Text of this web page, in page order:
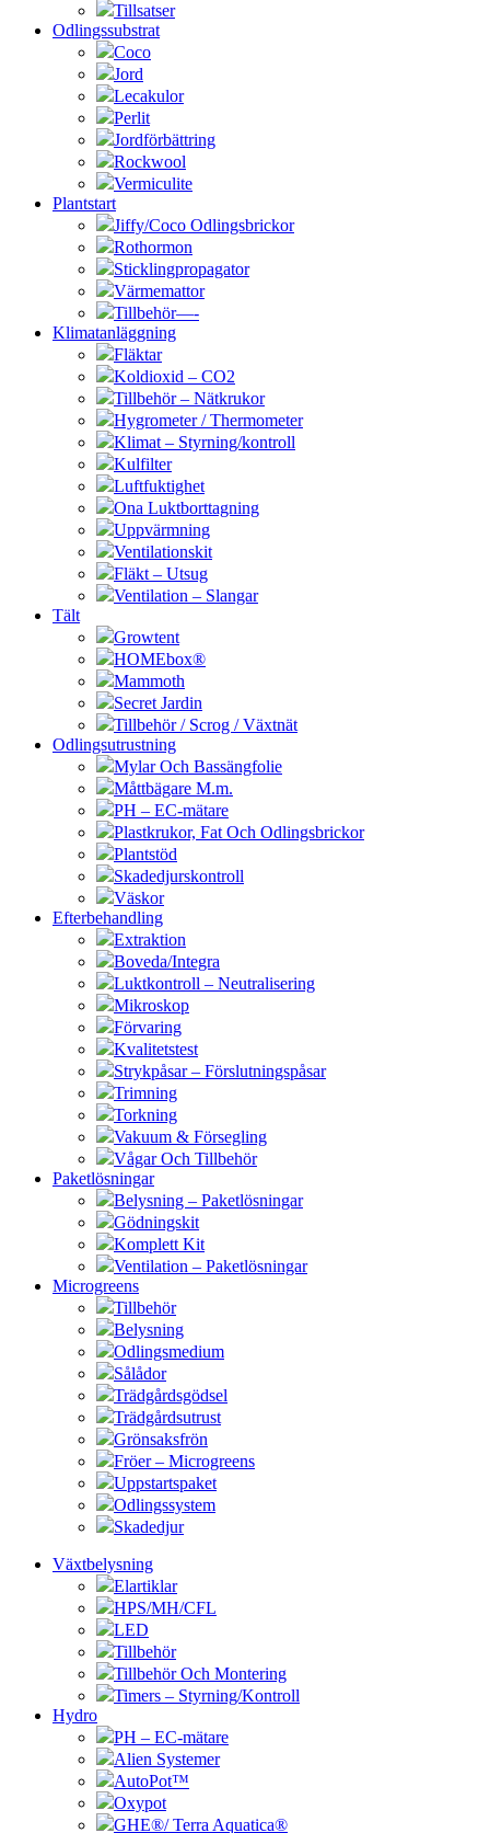
Tillsatser
Odlingssubstrat
Coco
Jord
Lecakulor
Perlit
Jordförbättring
Rockwool
Vermiculite
Plantstart
Jiffy/Coco Odlingsbrickor
Rothormon
Sticklingpropagator
Värmemattor
Tillbehör—-
Klimatanläggning
Fläktar
Koldioxid – CO2
Tillbehör – Nätkrukor
Hygrometer / Thermometer
Klimat – Styrning/kontroll
Kulfilter
Luftfuktighet
Ona Luktborttagning
Uppvärmning
Ventilationskit
Fläkt – Utsug
Ventilation – Slangar
Tält
Growtent
HOMEbox®
Mammoth
Secret Jardin
Tillbehör / Scrog / Växtnät
Odlingsutrustning
Mylar Och Bassängfolie
Måttbägare M.m.
PH – EC-mätare
Plastkrukor, Fat Och Odlingsbrickor
Plantstöd
Skadedjurskontroll
Väskor
Efterbehandling
Extraktion
Boveda/Integra
Luktkontroll – Neutralisering
Mikroskop
Förvaring
Kvalitetstest
Strykpåsar – Förslutningspåsar
Trimning
Torkning
Vakuum & Försegling
Vågar Och Tillbehör
Paketlösningar
Belysning – Paketlösningar
Gödningskit
Komplett Kit
Ventilation – Paketlösningar
Microgreens
Tillbehör
Belysning
Odlingsmedium
Sålådor
Trädgårdsgödsel
Trädgårdsutrust
Grönsaksfrön
Fröer – Microgreens
Uppstartspaket
Odlingssystem
Skadedjur
Växtbelysning
Elartiklar
HPS/MH/CFL
LED
Tillbehör
Tillbehör Och Montering
Timers – Styrning/Kontroll
Hydro
PH – EC-mätare
Alien Systemer
AutoPot™
Oxypot
GHE®/ Terra Aquatica®